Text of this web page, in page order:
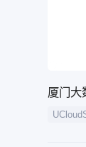
厦门大